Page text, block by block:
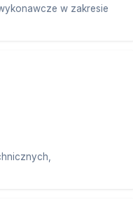
w zakresie